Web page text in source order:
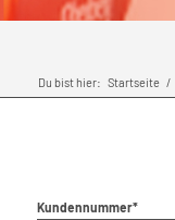
Du bist hier: Startseite /
Kundennummer*